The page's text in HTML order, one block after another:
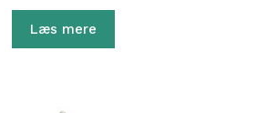
Læs mere